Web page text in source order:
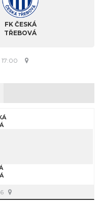
FK ČESKÁ
TŘEBOVÁ
17:00